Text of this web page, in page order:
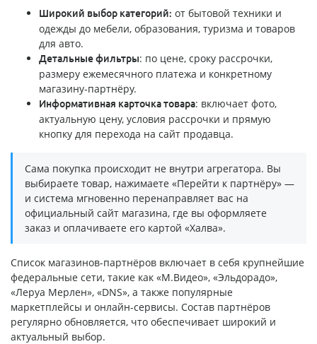
Широкий выбор категорий: от бытовой техники и
одежды до мебели, образования, туризма и товаров
для авто.
Детальные фильтры: по цене, сроку рассрочки,
размеру ежемесячного платежа и конкретному
магазину-партнёру.
Информативная карточка товара: включает фото,
актуальную цену, условия рассрочки и прямую
кнопку для перехода на сайт продавца.
Сама покупка происходит не внутри агрегатора. Вы
выбираете товар, нажимаете «Перейти к партнёру» —
и система мгновенно перенаправляет вас на
официальный сайт магазина, где вы оформляете
заказ и оплачиваете его картой «Халва».
Список магазинов-партнёров включает в себя крупнейшие
федеральные сети, такие как «М.Видео», «Эльдорадо»,
«Леруа Мерлен», «DNS», а также популярные
маркетплейсы и онлайн-сервисы. Состав партнёров
регулярно обновляется, что обеспечивает широкий и
актуальный выбор.